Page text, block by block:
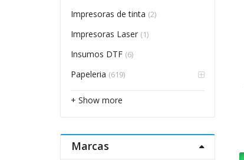
Impresoras de tinta (2)
Impresoras Laser (1)
Insumos DTF (6)
Papeleria (619)
+ Show more
Marcas